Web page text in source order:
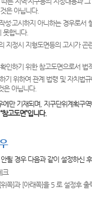
은 아닙니다.
성·고시하지 아니하는 경우로
못합니다.
지정시 지형도면등의 고시가
인하기 위한 참고도면으로서
기 위하여 관계 법령 및 자치
은 아닙니다.
만 기재되며, 지구단위계획
고도면”입니다.
될 경우 다음과 같이 설정하신
크
쪽]과 [아래쪽]을 5 로 설정후 출